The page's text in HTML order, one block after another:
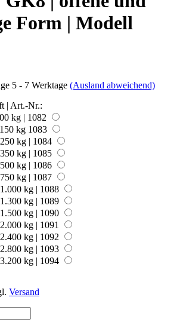
Form | Modell
5 - 7 Werktage (Ausland abweichend)
| Art.-Nr.:
kg | 1082
kg 1083
kg | 1084
kg | 1085
kg | 1086
kg | 1087
kg | 1088
kg | 1089
kg | 1090
kg | 1091
kg | 1092
kg | 1093
kg | 1094
Versand